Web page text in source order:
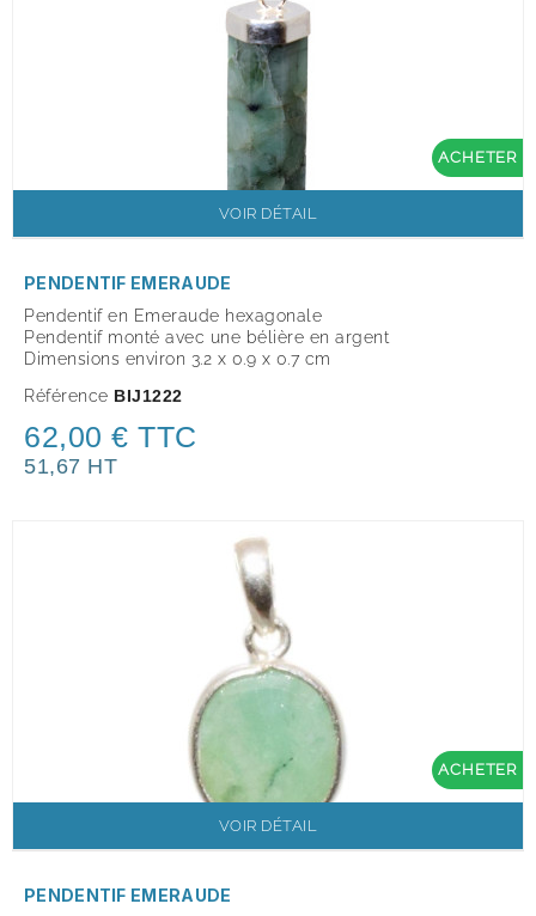
ACHETER
VOIR DÉTAIL
PENDENTIF EMERAUDE
Pendentif en Emeraude hexagonale
Pendentif monté avec une bélière en argent
Dimensions environ 3.2 x 0.9 x 0.7 cm
Référence BIJ1222
62,00 € TTC
51,67 HT
ACHETER
VOIR DÉTAIL
PENDENTIF EMERAUDE